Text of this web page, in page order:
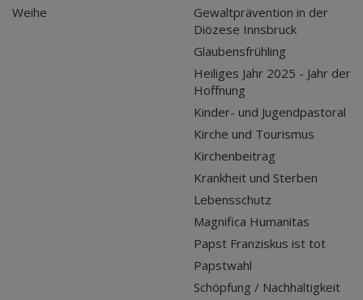
Weihe
Gewaltprävention in der
Diözese Innsbruck
Glaubensfrühling
Heiliges Jahr 2025 - Jahr der
Hoffnung
Kinder- und Jugendpastoral
Kirche und Tourismus
Kirchenbeitrag
Krankheit und Sterben
Lebensschutz
Magnifica Humanitas
Papst Franziskus ist tot
Papstwahl
Schöpfung / Nachhaltigkeit